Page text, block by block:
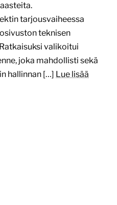
tarjousvaiheessa
teknisen
valikoitui
joka mahdollisti sekä
hallinnan […] Lue lisää